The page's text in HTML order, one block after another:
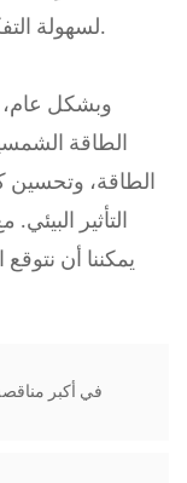
لسهولة التفكيك وإعادة التدوير في نهاية دورة حياتها.
وبشكل عام،
الطاقة
الطاقة، وتحسين
التأثير
يمكننا أن